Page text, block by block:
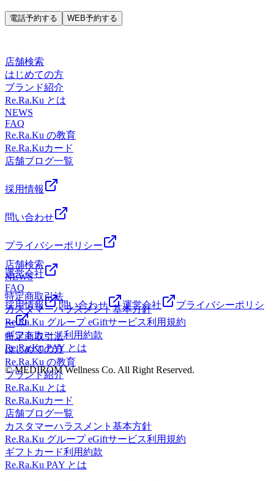
電話予約する WEB予約する
店舗検索
はじめての方
ブランド紹介
Re.Ra.Ku とは
NEWS
FAQ
Re.Ra.Ku の教育
Re.Ra.Kuカード
店舗ブログ一覧
採用情報
問い合わせ
プライバシーポリシー
運営会社
特定商取引法
カスタマーハラスメント基本方針
Re.Ra.Ku グループ eGiftサービス利用規約
ギフトカード利用約款
Re.Ra.Ku PAY とは
© MEDIROM Wellness Co. All Right Reserved.
店舗検索
NEWS
FAQ
採用情報
問い合わせ 運営会社
プライバシーポリシ
ー
特定商取引法
はじめての方
Re.Ra.Ku の教育
ブランド紹介
Re.Ra.Ku とは
Re.Ra.Kuカード
店舗ブログ一覧
カスタマーハラスメント基本方針
Re.Ra.Ku グループ eGiftサービス利用規約
ギフトカード利用約款
Re.Ra.Ku PAY とは